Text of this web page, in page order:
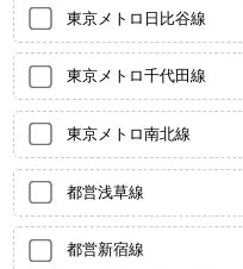
東京メトロ日比谷線
東京メトロ千代田線
東京メトロ南北線
都営浅草線
都営新宿線